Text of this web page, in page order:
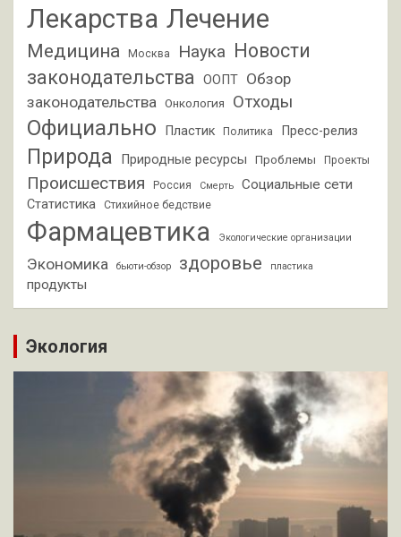
Лекарства Лечение
Медицина Москва Наука Новости
законодательства
ООПТ Обзор
законодательства
Онкология Отходы
Официально Пластик Политика Пресс-релиз
Природа Природные ресурсы Проблемы Проекты
Происшествия Россия Смерть Социальные сети
Статистика Стихийное бедствие
Фармацевтика Экологические организации
Экономика бьюти-обзор здоровье пластика
продукты
Экология